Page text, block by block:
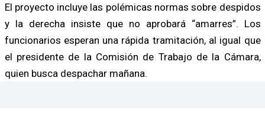
El proyecto incluye las polémicas normas sobre despidos
y la derecha insiste que no aprobará “amarres”. Los
funcionarios esperan una rápida tramitación, al igual que
el presidente de la Comisión de Trabajo de la Cámara,
quien busca despachar mañana.